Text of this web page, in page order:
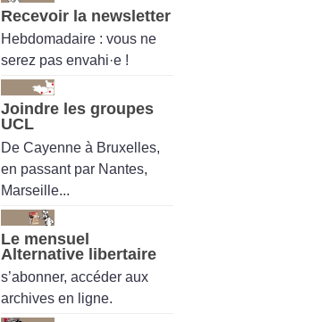
Recevoir la newsletter
Hebdomadaire : vous ne
serez pas envahi·e !
Joindre les groupes
UCL
De Cayenne à Bruxelles,
en passant par Nantes,
Marseille...
Le mensuel
Alternative libertaire
s’abonner, accéder aux
archives en ligne.